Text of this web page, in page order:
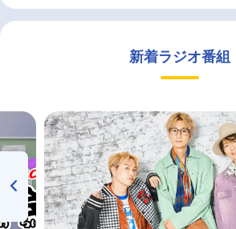
新着ラジオ番組